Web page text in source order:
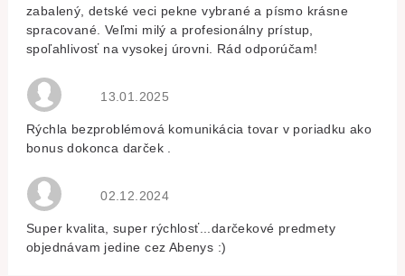
zabalený, detské veci pekne vybrané a písmo krásne
spracované. Veľmi milý a profesionálny prístup,
spoľahlivosť na vysokej úrovni. Rád odporúčam!
Hodnocení obchodu je 5 z 5 hvězdiček.
13.01.2025
Rýchla bezproblémová komunikácia tovar v poriadku ako
bonus dokonca darček .
Hodnocení obchodu je 5 z 5 hvězdiček.
02.12.2024
Super kvalita, super rýchlosť...darčekové predmety
objednávam jedine cez Abenys :)